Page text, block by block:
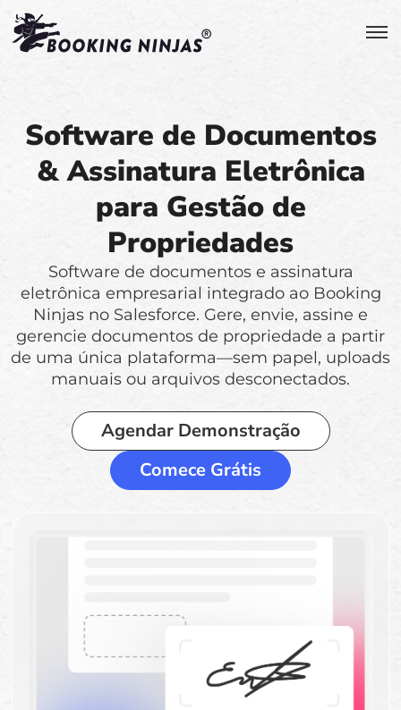
Software de Documentos
& Assinatura Eletrônica
para Gestão de
Propriedades
Software de documentos e assinatura
eletrônica empresarial integrado ao Booking
Ninjas no Salesforce. Gere, envie, assine e
gerencie documentos de propriedade a partir
de uma única plataforma—sem papel, uploads
manuais ou arquivos desconectados.
Agendar Demonstração
Comece Grátis